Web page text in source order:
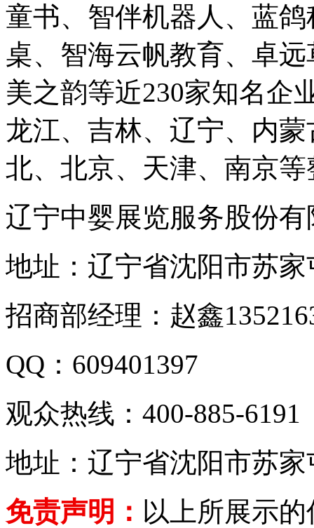
童书、智伴机器人、蓝
桌、智海云帆教育、卓
美之韵等近230家知名企
龙江、吉林、辽宁、内
北、北京、天津、南京
辽宁中婴展览服务股份
地址：辽宁省沈阳市苏
招商部经理：赵鑫
QQ：609401397
观众热线：400-885-6191
地址：辽宁省沈阳市苏
免责声明： 以上所展示